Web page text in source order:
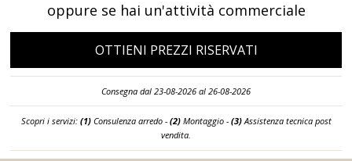
oppure se hai un'attività commerciale
OTTIENI PREZZI RISERVATI
Consegna dal 23-08-2026 al 26-08-2026
Scopri i servizi: (1)Consulenza arredo - (2)Montaggio - (3)Assistenza tecnica post
vendita.